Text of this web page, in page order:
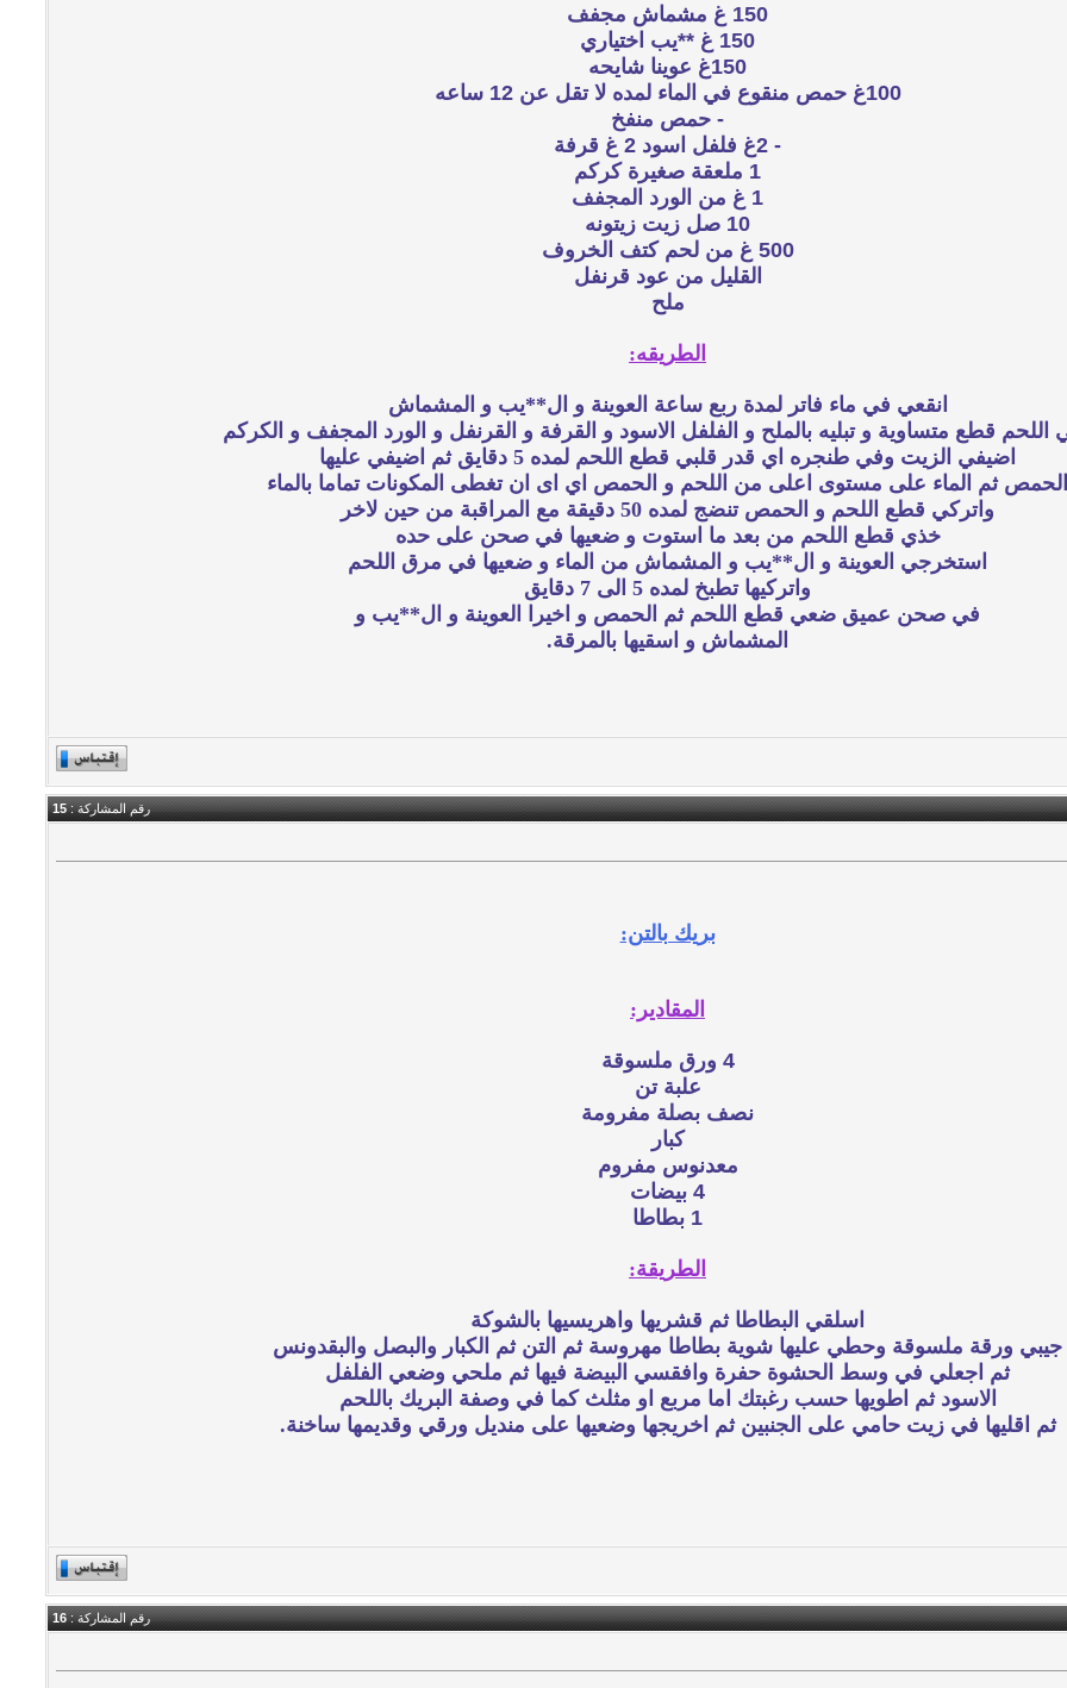
150 غ مشماش مجفف
150 غ **يب اختياري
150غ عوينا شايحه
100غ حمص منقوع في الماء لمده لا تقل عن 12 ساعه
- حمص منفخ
- 2غ فلفل اسود 2 غ قرفة
1 ملعقة صغيرة كركم
1 غ من الورد المجفف
10 صل زيت زيتونه
500 غ من لحم كتف الخروف
القليل من عود قرنفل
ملح
الطريقه:
انقعي في ماء فاتر لمدة ربع ساعة العوينة و ال**يب و المشماش
قطع متساوية و تبليه بالملح و الفلفل الاسود و القرفة و القرنفل و الورد المجفف و الكركم
اضيفي الزيت وفي طنجره اي قدر قلبي قطع اللحم لمده 5 دقايق ثم اضيفي عليها
الحمص ثم الماء على مستوى اعلى من اللحم و الحمص اي اى ان تغطى المكونات تماما بالماء
واتركي قطع اللحم و الحمص تنضج لمده 50 دقيقة مع المراقبة من حين لاخر
خذي قطع اللحم من بعد ما استوت و ضعيها في صحن على حده
استخرجي العوينة و ال**يب و المشماش من الماء و ضعيها في مرق اللحم
واتركيها تطبخ لمده 5 الى 7 دقايق
في صحن عميق ضعي قطع اللحم ثم الحمص و اخيرا العوينة و ال**يب و
المشماش و اسقيها بالمرقة.
رقم المشاركة :15
بريك بالتن:
المقادير:
4 ورق ملسوقة
علبة تن
نصف بصلة مفرومة
كبار
معدنوس مفروم
4 بيضات
1 بطاطا
الطريقة:
اسلقي البطاطا ثم قشريها واهريسيها بالشوكة
جيبي ورقة ملسوقة وحطي عليها شوية بطاطا مهروسة ثم التن ثم الكبار والبصل والبقدونس
ثم اجعلي في وسط الحشوة حفرة وافقسي البيضة فيها ثم ملحي وضعي الفلفل
الاسود ثم اطويها حسب رغبتك اما مربع او مثلث كما في وصفة البريك باللحم
ثم اقليها في زيت حامي على الجنبين ثم اخريجها وضعيها على منديل ورقي وقديمها ساخنة.
رقم المشاركة :16